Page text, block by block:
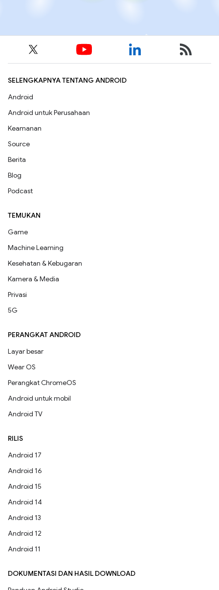
SELENGKAPNYA TENTANG ANDROID
Android
Android untuk Perusahaan
Keamanan
Source
Berita
Blog
Podcast
TEMUKAN
Game
Machine Learning
Kesehatan & Kebugaran
Kamera & Media
Privasi
5G
PERANGKAT ANDROID
Layar besar
Wear OS
Perangkat ChromeOS
Android untuk mobil
Android TV
RILIS
Android 17
Android 16
Android 15
Android 14
Android 13
Android 12
Android 11
DOKUMENTASI DAN HASIL DOWNLOAD